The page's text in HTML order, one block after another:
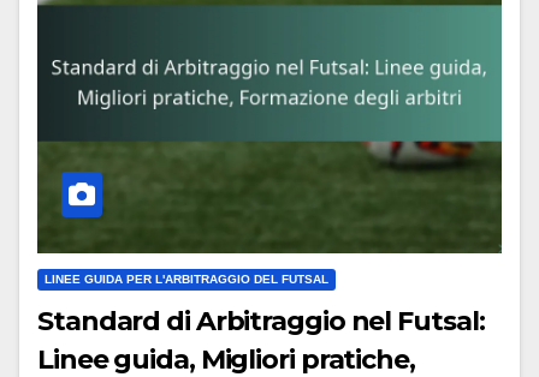
LINEE GUIDA PER L'ARBITRAGGIO DEL FUTSAL
Standard di Arbitraggio nel Futsal:
Linee guida, Migliori pratiche,